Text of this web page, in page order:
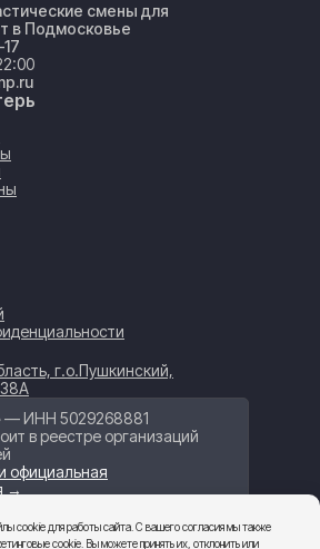
cookie для работы сайта. С вашего согласия мы также
cookie. Вы можете принять их, отклонить или
смены для
в Подмосковье
г.о.Пушкинский,
— ИНН 5029268881
в реестре организаций
официальная
→
Забронировать